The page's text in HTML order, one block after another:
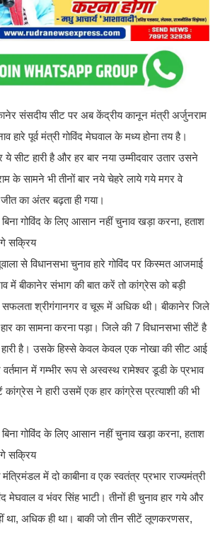
संसदीय सीट पर अब केंद्रीय कानून मंत्री अर्जुनराम
हारे पूर्व मंत्री गोविंद मेघवाल के मध्य होना तय है।
ये सीट हारी है और हर बार नया उम्मीदवार उतार उसने
के सामने भी तीनों बार नये चेहरे लाये गये मगर वे
का अंतर बढ़ता ही गया।
से विधानसभा चुनाव हारे गोविंद पर किस्मत आजमाई
में बीकानेर संभाग की बात करें तो कांग्रेस को बड़ी
सफलता श्रीगंगानगर व चूरू में अधिक थी। बीकानेर जिले
का सामना करना पड़ा। जिले की 7 विधानसभा सीटें है
है। उसके हिस्से केवल केवल एक नोखा की सीट आई
में गम्भीर रूप से अस्वस्थ रामेश्वर डूडी के प्रभाव
कांग्रेस ने हारी उसमें एक हार कांग्रेस प्रत्याशी की भी
में दो काबीना व एक स्वतंत्र प्रभार राज्यमंत्री
मेघवाल व भंवर सिंह भाटी। तीनों ही चुनाव हार गये और
था, अधिक ही था। बाकी जो तीन सीटें लूणकरणसर,